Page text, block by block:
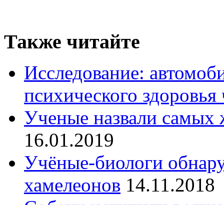
Также читайте
Исследование:
психического здоровья
Ученые назвали самых
16.01.2019
Учёные-биологи
хамелеонов 14.11.2018